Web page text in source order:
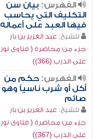
الفهرس: بيان سن
التكليف التي يحاسب
فيها العبد على أعماله
للشيخ: عبد العزيز بن باز
جزء من محاضرة ( فتاوى نور
على الدرب (366))
الفهرس:حكم من
أكل أو شرب ناسياً وهو
صائم
للشيخ: عبد العزيز بن باز
جزء من محاضرة ( فتاوى نور
على الدرب (367))